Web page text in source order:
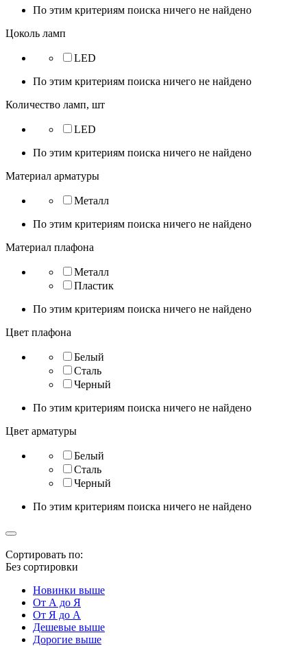
По этим критериям поиска ничего не найдено
Цоколь ламп
LED
По этим критериям поиска ничего не найдено
Количество ламп, шт
LED
По этим критериям поиска ничего не найдено
Материал арматуры
Металл
По этим критериям поиска ничего не найдено
Материал плафона
Металл
Пластик
По этим критериям поиска ничего не найдено
Цвет плафона
Белый
Сталь
Черный
По этим критериям поиска ничего не найдено
Цвет арматуры
Белый
Сталь
Черный
По этим критериям поиска ничего не найдено
Сортировать по:
Без сортировки
Новинки выше
От А до Я
От Я до А
Дешевые выше
Дорогие выше